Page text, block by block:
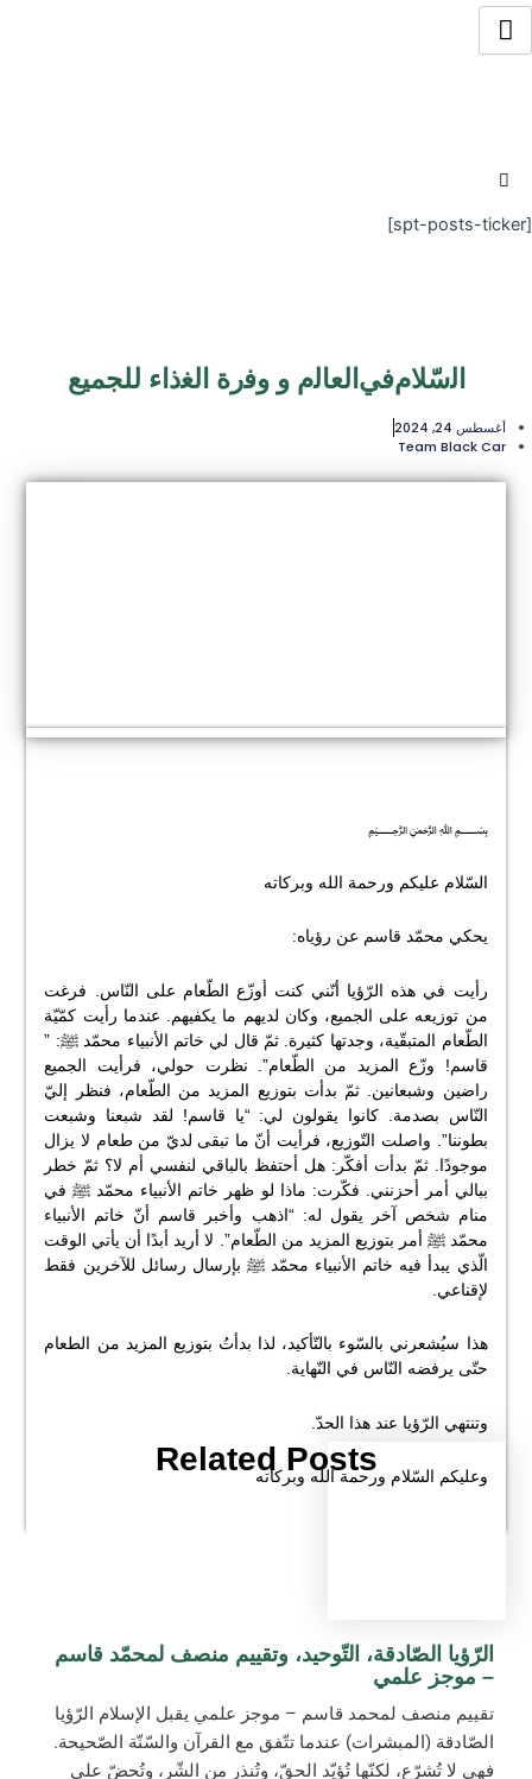
تخطي
إلى
[spt-posts-ticker]
ﺍﻟﺳّﻼﻡﻓﻲﺍﻟﻌﺎﻟﻡ ﻭ ﻭﻓﺭﺓ ﺍﻟﻐﺫﺍء للجميع
أغسطس 24, 2024
Team Black Car
﷽
السّلام عليكم ورحمة الله وبركاته
يحكي محمّد قاسم عن رؤياه:
رأيت في هذه الرّؤيا أنّني كنت أوزّع الطّعام على النّاس. فرغت
من توزيعه على الجميع، وكان لديهم ما يكفيهم. عندما رأيت كمّيّة
الطّعام المتبقّية، وجدتها كثيرة. ثمّ قال لي خاتم الأنبياء محمّد ﷺ: ”
قاسم! وزّع المزيد من الطّعام”. نظرت حولي، فرأيت الجميع
راضين وشبعانين. ثمّ بدأت بتوزيع المزيد من الطّعام، فنظر إليّ
النّاس بصدمة. كانوا يقولون لي: “يا قاسم! لقد شبعنا وشبعت
بطوننا”. واصلت التّوزيع، فرأيت أنّ ما تبقى لديّ من طعام لا يزال
موجودًا. ثمّ بدأت أفكّر: هل أحتفظ بالباقي لنفسي أم لا؟ ثمّ خطر
ببالي أمر أحزنني. فكّرت: ماذا لو ظهر خاتم الأنبياء محمّد ﷺ في
منام شخص آخر يقول له: “اذهب وأخبر قاسم أنّ خاتم الأنبياء
محمّد ﷺ أمر بتوزيع المزيد من الطّعام”. لا أريد أبدًا أن يأتي الوقت
الّذي يبدأ فيه خاتم الأنبياء محمّد ﷺ بإرسال رسائل للآخرين فقط
لإقناعي.
هذا سيُشعرني بالسّوء بالتّأكيد، لذا بدأتُ بتوزيع المزيد من الطعام
حتّى يرفضه النّاس في النّهاية.
وتنتهي الرّؤيا عند هذا الحدّ.
وعليكم السّلام ورحمة الله وبركاته
Related Posts
الرّؤيا الصّادقة، التّوحيد، وتقييم منصف لمحمّد قاسم
– موجز علمي
تقييم منصف لمحمد قاسم – موجز علمي يقبل الإسلام الرّؤيا
الصّادقة (المبشرات) عندما تتّفق مع القرآن والسّنّة الصّحيحة.
فهي لا تُشرّع، لكنّها تُؤيّد الحقّ، وتُنذر من الشّر، وتُحضّ على